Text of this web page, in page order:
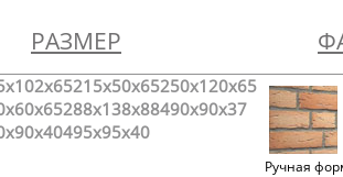
РАЗМЕР
215x50x65250x120x65
288x138x88490x90x37
495x95x40
Ручная